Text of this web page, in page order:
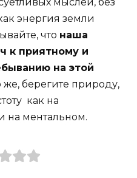
мыслей, без
энергия земли
что наша
к приятному и
на этой
берегите природу,
как на
на ментальном.